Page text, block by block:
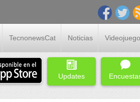
TecnonewsCat Noticias
Updates